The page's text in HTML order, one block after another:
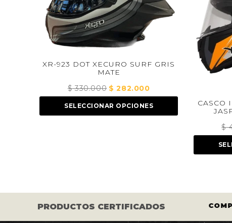
923 DOT XECURO SURF GRIS
El
precio
original
$282.000El
precio
actual
SELECCIONAR OPCIONES
CASCO INTEGRAL
JASPER GRIS
El
$
SELECCIONAR
PRODUCTOS CERTIFICADOS
LOS CASCOS Y LLANTAS ESTÁN